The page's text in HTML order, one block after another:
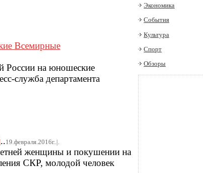
Всемирные
России на юношеские
служба департамента
..19.февраля.2016г..|.
женщины и покушении на
СКР, молодой человек
Экономика
События
Культура
Спорт
Обзоры